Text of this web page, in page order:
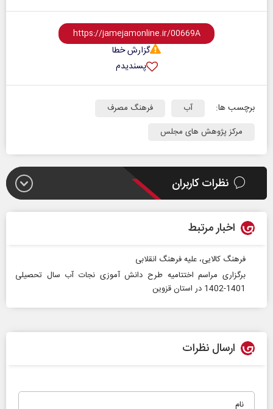
گزارش خطا
پسندیدم
برچسب ها: آب
فرهنگ مصرف
مرکز پژوهش های مجلس
نظرات کاربران
اخبار مرتبط
فرهنگ کالایی، علیه فرهنگ انقلابی
برگزاری مراسم اختتامیه طرح دانش آموزی نجات آب سال تحصیلی
1401-1402 در استان قزوین
ارسال نظرات